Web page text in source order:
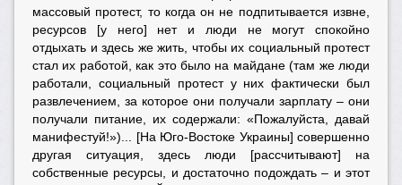
массовый протест, то когда он не подпитывается извне,
ресурсов [у него] нет и люди не могут спокойно
отдыхать и здесь же жить, чтобы их социальный протест
стал их работой, как это было на майдане (там же люди
работали, социальный протест у них фактически был
развлечением, за которое они получали зарплату – они
получали питание, их содержали: «Пожалуйста, давай
манифестуй!»)... [На Юго-Востоке Украины] совершенно
другая ситуация, здесь люди [рассчитывают] на
собственные ресурсы, и достаточно подождать – и этот